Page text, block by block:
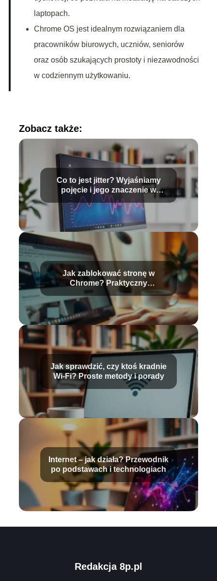
laptopach.
Chrome OS jest idealnym rozwiązaniem dla
pracowników biurowych, uczniów, seniorów
oraz osób szukających prostoty i niezawodności
w codziennym użytkowaniu.
Zobacz także:
Co to jest jitter? Wyjaśniamy
pojęcie i jego znaczenie w
internecie
Jak zablokować stronę w
Chrome? Praktyczny
przewodnik krok po kroku
Jak sprawdzić, czy ktoś kradnie
Wi-Fi? Proste metody i porady
Internet – jak działa? Przewodnik
po podstawach i technologiach
Redakcja 8p.pl